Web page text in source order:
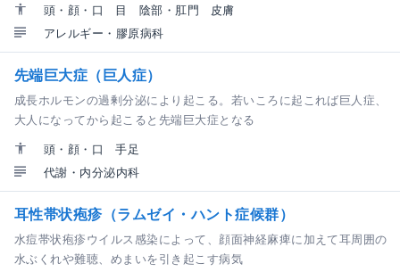
頭・顔・口 目 陰部・肛門
皮膚
アレルギー・膠原病科
先端巨大症（巨人症）
成長ホルモンの過剰分泌により起こる。若いころに起これば巨人症、
大人になってから起こると先端巨大症となる
頭・顔・口
手足
代謝・内分泌内科
耳性帯状疱疹（ラムゼイ・ハント症候群）
水痘帯状疱疹ウイルス感染によって、顔面神経麻痺に加えて耳周囲の
水ぶくれや難聴、めまいを引き起こす病気